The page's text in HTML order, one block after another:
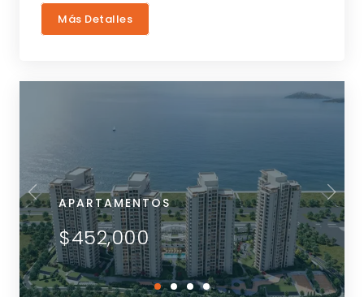
Más Detalles
APARTAMENTOS
$452,000